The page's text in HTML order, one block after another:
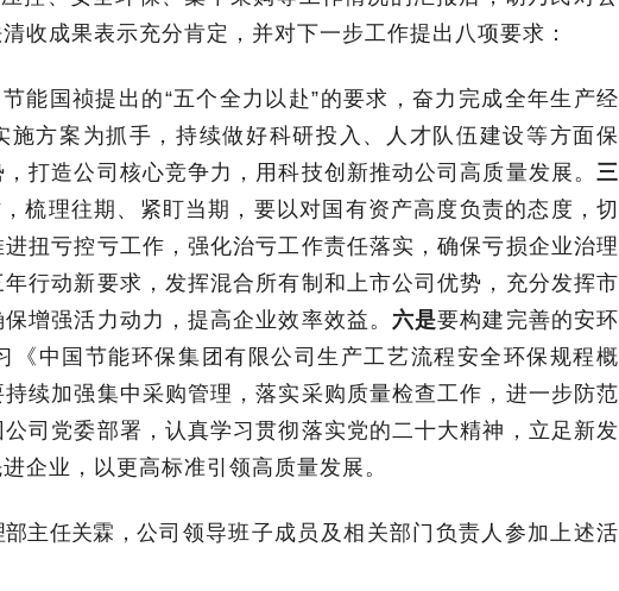
收成果表示充分肯定，并对下一步工作提出八项要求：
能国祯提出的“五个全力以赴”的要求，奋力完成全年生产经
施方案为抓手，持续做好科研投入、人才队伍建设等方面保
打造公司核心竞争力，用科技创新推动公司高质量发展。 三
梳理往期、紧盯当期，要以对国有资产高度负责的态度，切
扭亏控亏工作，强化治亏工作责任落实，确保亏损企业治理
行动新要求，发挥混合所有制和上市公司优势，充分发挥市
增强活力动力，提高企业效率效益。 六是要构建完善的安环
《中国节能环保集团有限公司生产工艺流程安全环保规程概
持续加强集中采购管理，落实采购质量检查工作，进一步防范
公司党委部署，认真学习贯彻落实党的二十大精神，立足新发
企业，以更高标准引领高质量发展。
主任关霖，公司领导班子成员及相关部门负责人参加上述活